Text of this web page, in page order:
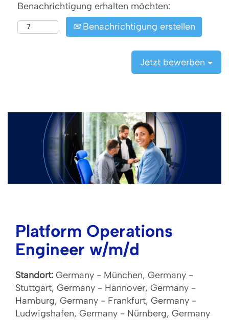
Benachrichtigung erhalten möchten:
Benachrichtigung erstellen
Jetzt bewerben
Platform Operations
Engineer w/m/d
Standort: Germany - München, Germany -
Stuttgart, Germany - Hannover, Germany -
Hamburg, Germany - Frankfurt, Germany -
Ludwigshafen, Germany - Nürnberg, Germany